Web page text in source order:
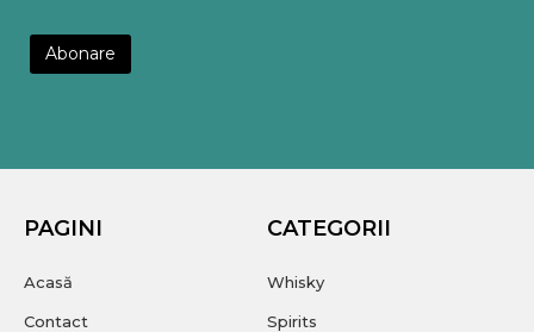
PAGINI
Acasă
Contact
CATEGORII
Whisky
Spirits